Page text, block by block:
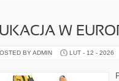
W
BY ADMIN LUT - 12 - 2026